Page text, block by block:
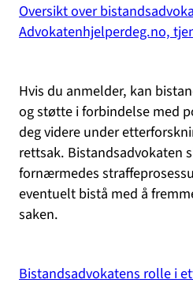
Oversikt over
Advokatenhjelperdeg.no,
Hvis du anmelder, kan
og støtte i forbindelse med
deg videre under
rettsak. Bistandsadvokaten
fornærmedes
eventuelt bistå med å
saken.
Bistandsadvokatens rolle i